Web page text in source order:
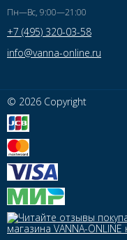
Пн—Вс, 9:00—21:00
+7 (495) 320-03-58
info@vanna-online.ru
© 2026 Copyright